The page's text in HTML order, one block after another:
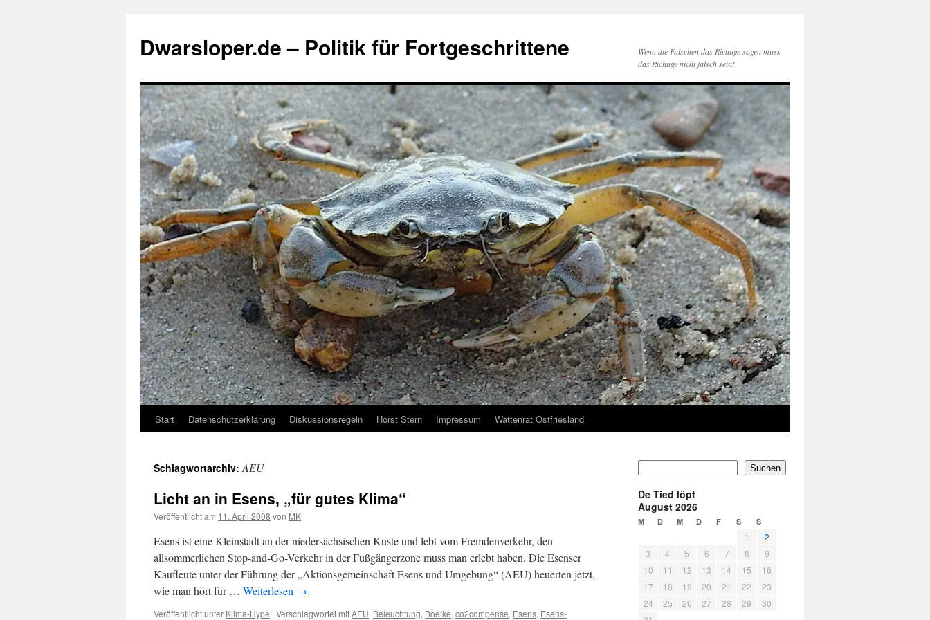
springen
Dwarsloper.de – Politik für Fortgeschrittene
Wenn die Falschen das Richtige sagen muss
das Richtige nicht falsch sein!
Start Datenschutzerklärung Diskussionsregeln Horst Stern Impressum Wattenrat Ostfriesland
Schlagwortarchiv:AEU
Licht an in Esens, „für gutes Klima“
Veröffentlicht am 11. April 2008 von MK
Esens ist eine Kleinstadt an der niedersächsischen Küste und lebt vom Fremdenverkehr, den
allsommerlichen Stop-and-Go-Verkehr in der Fußgängerzone muss man erlebt haben. Die Esenser
Kaufleute unter der Führung der „Aktionsgemeinschaft Esens und Umgebung“ (AEU) heuerten jetzt,
wie man hört für … Weiterlesen →
Veröffentlicht unter Klima-Hype | Verschlagwortet mitAEU, Beleuchtung, Boelke, co2compense, Esens, Esens-
Suchen
De Tied löpt
August 2026
M D M D F S S
1
2
3
4 5 6 7 8
9
10
11 12 13 14 15
16
17
18 19 20 21 22
23
24
25 26 27 28 29
30